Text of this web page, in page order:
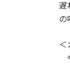
遅
の
＜